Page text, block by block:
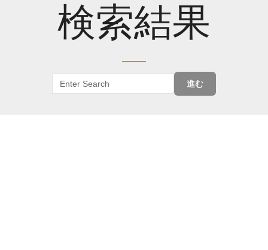
検索結果
進む